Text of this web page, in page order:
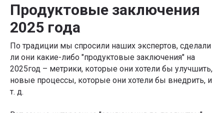
Продуктовые заключения
2025 года
По традиции мы спросили наших экспертов, сделали
ли они какие-либо "продуктовые заключения" на
2025год – метрики, которые они хотели бы улучшить,
новые процессы, которые они хотели бы внедрить, и
т. д.
Подписаться
Телеграм-канал Product Lab